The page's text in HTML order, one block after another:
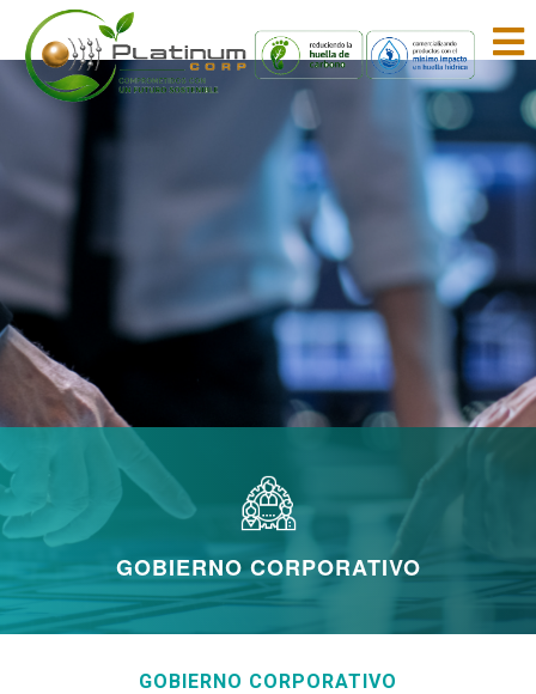
GOBIERNO CORPORATIVO
GOBIERNO CORPORATIVO